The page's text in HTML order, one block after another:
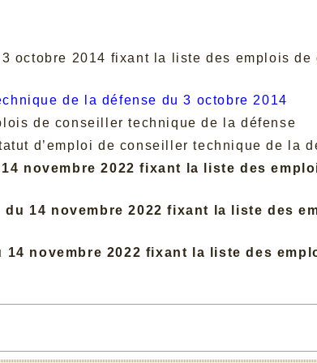
3 octobre 2014 fixant la liste des emplois de
de la défense du 3 octobre 2014
de conseiller technique de la défense
d’emploi de conseiller technique de la
novembre 2022 fixant la liste des
du 14 novembre 2022 fixant la liste des
14 novembre 2022 fixant la liste des